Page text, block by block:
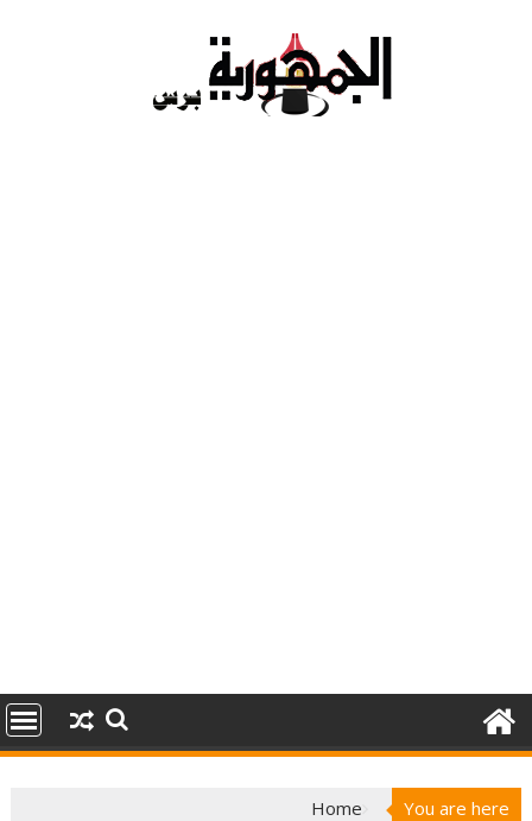
You are here
Home